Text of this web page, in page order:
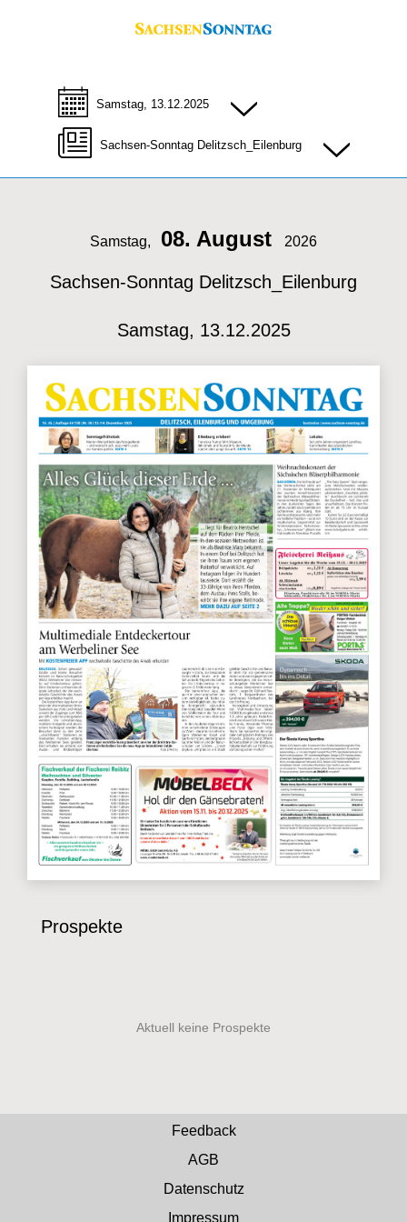
Samstag, 13.12.2025
Sachsen-Sonntag Delitzsch_Eilenburg
Samstag, 08. August 2026
Sachsen-Sonntag Delitzsch_Eilenburg
Samstag, 13.12.2025
Prospekte
Feedback
AGB
Datenschutz
Impressum